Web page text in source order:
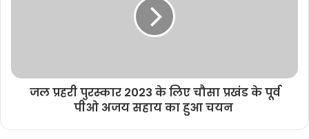
जल प्रहरी पुरस्कार 2023 के लिए चौसा प्रखंड के पूर्व
पीओ अजय सहाय का हुआ चयन